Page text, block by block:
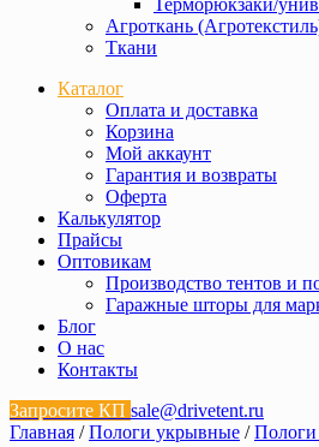
Терморюкзаки/
Агроткань
Ткани
Каталог
Оплата и доставка
Корзина
Мой аккаунт
Гарантия и возвраты
Оферта
Калькулятор
Прайсы
Оптовикам
Производство тентов и
Гаражные шторы для
Блог
О нас
Контакты
Запросите КП sale@drivetent.ru
Главная /Пологи укрывные /